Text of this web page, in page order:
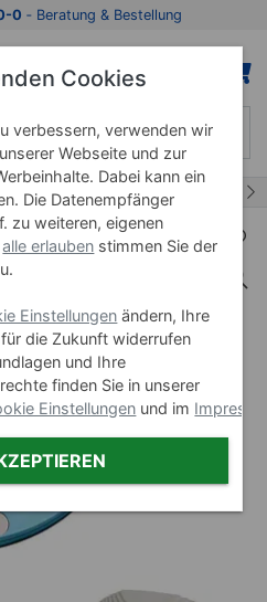
Produktbeschreibung
0 ‐ Beratung & Bestellung
& Therapie
Steine + Balance-
Cookies
verbessern, verwenden wir
Webseite und zur
Dabei kann ein
Die Datenempfänger
zu weiteren, eigenen
alle erlauben stimmen Sie der
Einstellungen ändern, Ihre
die Zukunft widerrufen
und Ihre
finden Sie in unserer
Einstellungen und im